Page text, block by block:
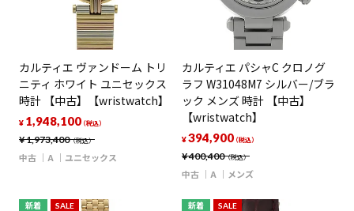
カルティエ ヴァンドーム トリ
ニティ ホワイト ユニセックス
時計 【中古】【wristwatch】
¥1,973,400（税込）
¥ 1,948,100（税込）
中古 A ユニセックス
カルティエ パシャC クロノグ
ラフ W31048M7 シルバー/ブラ
ック メンズ 時計 【中古】
【wristwatch】
¥400,400（税込）
¥394,900（税込）
中古 A メンズ
新着 SALE 新着 SALE